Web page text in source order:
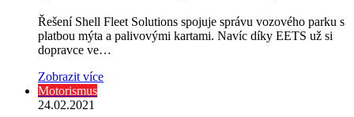
Řešení Shell Fleet Solutions spojuje správu vozového parku s
platbou mýta a palivovými kartami. Navíc díky EETS už si
dopravce ve…
Zobrazit více
Motorismus
24.02.2021